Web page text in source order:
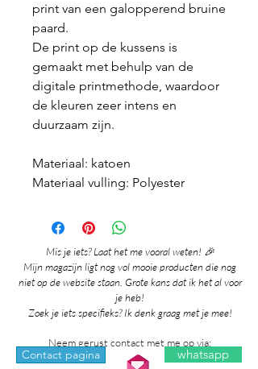
print van een galopperend bruine
paard.
De print op de kussens is
gemaakt met behulp van de
digitale printmethode, waardoor
de kleuren zeer intens en
duurzaam zijn.
Materiaal: katoen
Materiaal vulling: Polyester
Mis je iets? Laat het me vooral weten! 🎉
Mijn magazijn ligt nog vol mooie producten die nog
niet op de website staan. Grote kans dat ik het al voor
je heb!
Zoek je iets specifieks? Ik denk graag met je mee!
Neem gerust contact met me op via:
Contact pagina whatsapp